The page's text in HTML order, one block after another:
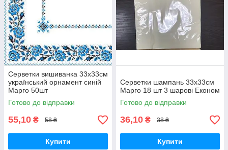
Серветки вишиванка 33х33см
український орнамент синій
Марго 50шт
Готово до відправки
55,10 ₴ 58 ₴
Купити
Серветки шампань 33х33см
Марго 18 шт 3 шарові Економ
Готово до відправки
36,10 ₴ 38 ₴
Купити